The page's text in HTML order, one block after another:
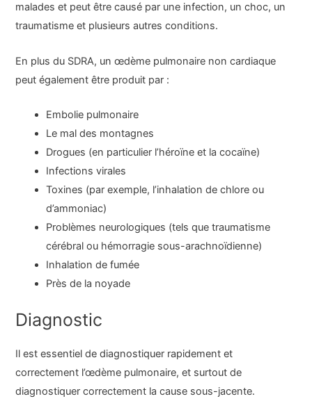
malades et peut être causé par une infection, un choc, un
traumatisme et plusieurs autres conditions.
En plus du SDRA, un œdème pulmonaire non cardiaque
peut également être produit par :
Embolie pulmonaire
Le mal des montagnes
Drogues (en particulier l’héroïne et la cocaïne)
Infections virales
Toxines (par exemple, l’inhalation de chlore ou
d’ammoniac)
Problèmes neurologiques (tels que traumatisme
cérébral ou hémorragie sous-arachnoïdienne)
Inhalation de fumée
Près de la noyade
Diagnostic
Il est essentiel de diagnostiquer rapidement et
correctement l’œdème pulmonaire, et surtout de
diagnostiquer correctement la cause sous-jacente.